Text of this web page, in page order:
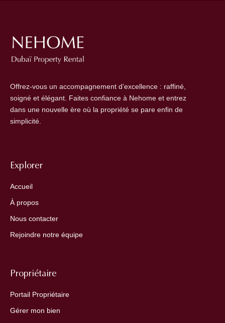
Offrez-vous un accompagnement d’excellence : raffiné,
soigné et élégant. Faites confiance à Nehome et entrez
dans une nouvelle ère où la propriété se pare enfin de
simplicité.
Explorer
Accueil
À propos
Nous contacter
Rejoindre notre équipe
Propriétaire
Portail Propriétaire
Gérer mon bien